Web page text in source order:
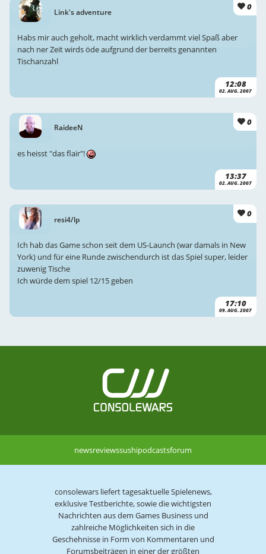
Link's adventure
0
12:08
02. AUG. 2007
Habs mir auch geholt, macht wirklich verdammt viel Spaß aber
nach ner Zeit wirds öde aufgrund der berreits genannten
Tischanzahl
RaideeN
0
13:37
02. AUG. 2007
es heisst "das flair"!
resi4/lp
0
17:10
09. AUG. 2007
Ich hab das Game schon seit dem US-Launch (war damals in New
York) und für eine Runde zwischendurch ist das Spiel super, leider
zuwenig Tische
Ich würde dem spiel 12/15 geben
newsreviewssushipodcastsforum
consolewars liefert tagesaktuelle Spielenews,
exklusive Testberichte, sowie die wichtigsten
Nachrichten aus dem Games Business und
zahlreiche Möglichkeiten sich in die
Geschehnisse in Form von Kommentaren und
Forumsbeiträgen in einer der größten